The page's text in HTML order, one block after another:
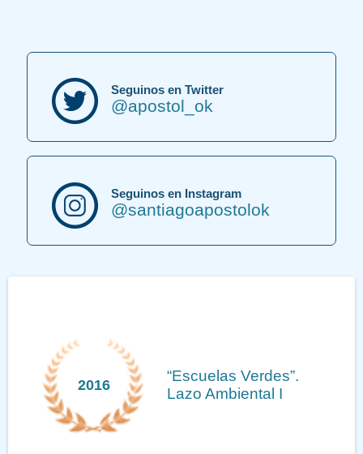
Seguinos en Twitter
@apostol_ok
Seguinos en Instagram
@santiagoapostolok
2016
“Escuelas Verdes”.
Lazo Ambiental I